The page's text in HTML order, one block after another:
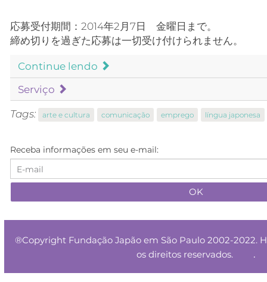
応募受付期間：2014年2月7日 金曜日まで。
締め切りを過ぎた応募は一切受け付けられません。
Continue lendo
Serviço
Tags: arte e cultura comunicação emprego língua japonesa
Receba informações em seu e-mail:
®Copyright Fundação Japão em São Paulo 2002-2022.
os direitos reservados.
.